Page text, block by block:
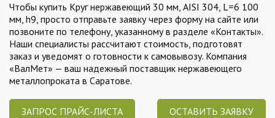
Чтобы купить Круг нержавеющий 30 мм, AISI 304, L=6 100
мм, h9, просто отправьте заявку через форму на сайте или
позвоните по телефону, указанному в разделе «Контакты».
Наши специалисты рассчитают стоимость, подготовят
заказ и уведомят о готовности к самовывозу. Компания
«ВалМет» — ваш надежный поставщик нержавеющего
металлопроката в Саратове.
ЗАПРОС ПРАЙС-ЛИСТА ОСТАВИТЬ ЗАЯВКУ